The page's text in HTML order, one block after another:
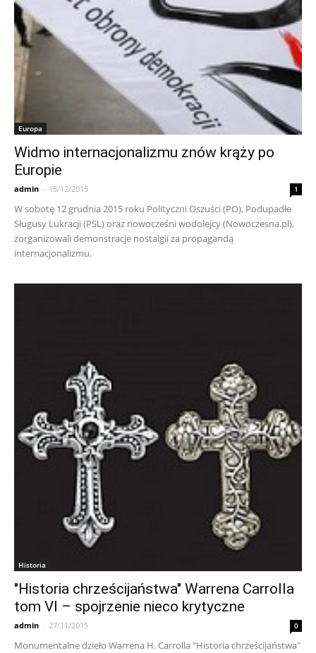
Europa
Widmo internacjonalizmu znów krąży po
Europie
admin - 18/12/2015 1
W sobotę 12 grudnia 2015 roku Polityczni Oszuści (PO), Podupadłe
Sługusy Lukracji (PSL) oraz nowocześni wodolejcy (Nowoczesna.pl),
zorganizowali demonstracje nostalgii za propagandą
internacjonalizmu.
Historia
"Historia chrześcijaństwa" Warrena Carrolla
tom VI – spojrzenie nieco krytyczne
admin - 27/11/2015 0
Monumentalne dzieło Warrena H. Carrolla "Historia chrześcijaństwa"